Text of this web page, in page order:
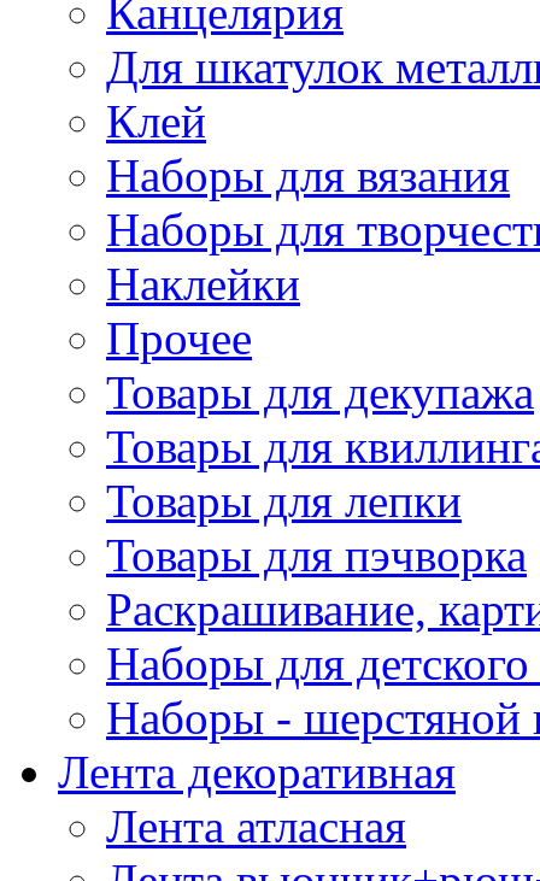
Канцелярия
Для шкатулок
Клей
Наборы для вязания
Наборы для
Наклейки
Прочее
Товары для декупажа
Товары для
Товары для лепки
Товары для пэчворка
Раскрашивание,
Наборы для
Наборы - шерстяной
Лента декоративная
Лента атласная